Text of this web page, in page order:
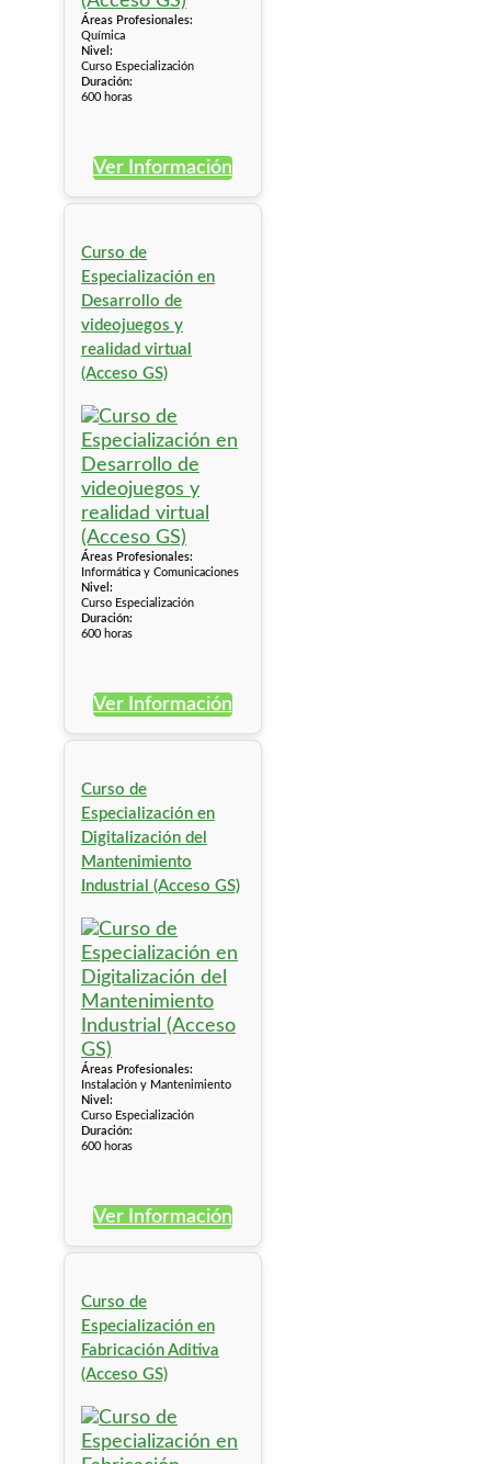
Áreas Profesionales:
Química
Nivel:
Curso Especialización
Duración:
600 horas
Ver Información
Curso de
Especialización en
Desarrollo de
videojuegos y
realidad virtual
(Acceso GS)
Áreas Profesionales:
Informática y Comunicaciones
Nivel:
Curso Especialización
Duración:
600 horas
Ver Información
Curso de
Especialización en
Digitalización del
Mantenimiento
Industrial (Acceso GS)
Áreas Profesionales:
Instalación y Mantenimiento
Nivel:
Curso Especialización
Duración:
600 horas
Ver Información
Curso de
Especialización en
Fabricación Aditiva
(Acceso GS)